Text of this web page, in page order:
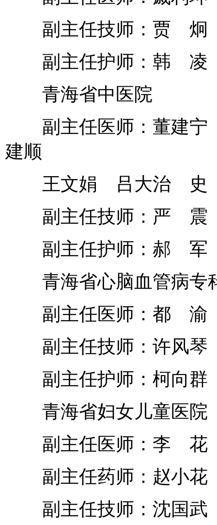
副主任技师：贾 炯
副主任护师：韩
青海省中医院
副主任医师：董建
建顺
王文娟 吕大治 史
副主任技师：严 震
副主任护师：郝 军
青海省心脑血管病专
副主任医师：都 渝
副主任技师：许风
副主任护师：柯向
青海省妇女儿童医院
副主任医师：李 花
副主任药师：赵小
副主任技师：沈国武